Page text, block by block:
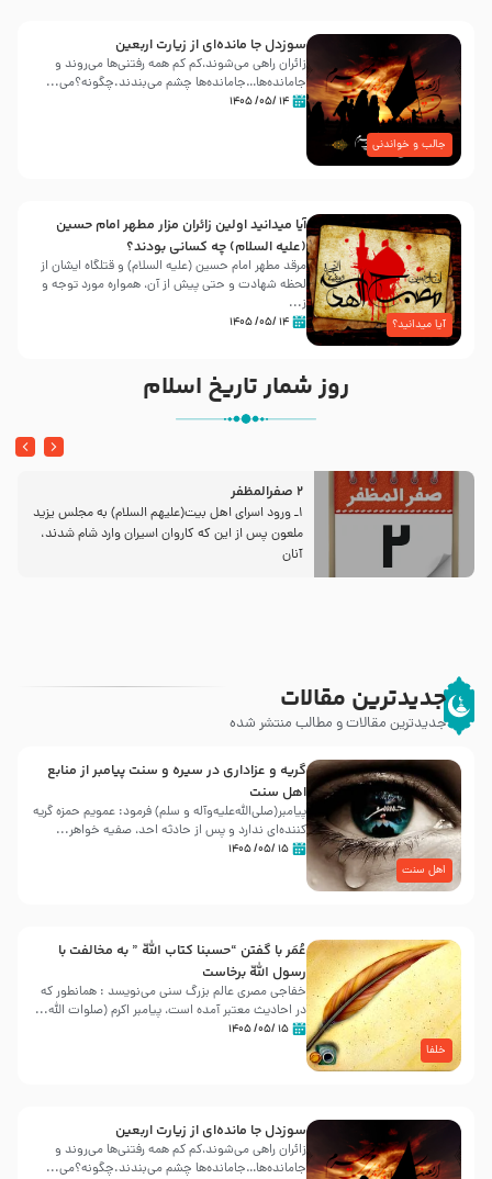
جالب و خواندنی
سوزدل جا مانده‌ای از زیارت اربعین
زائران راهی می‌شوند،کم‌ کم همه رفتنی‌ها می‌روند و
جامانده‌ها…جامانده‌ها چشم می‌بندند.چگونه؟می‌...
۱۴ /۰۵/ ۱۴۰۵
آیا میدانید؟
آیا میدانید اولین زائران مزار مطهر امام حسین
(علیه السلام) چه کسانی بودند؟
مرقد مطهر امام حسین (علیه السلام) و قتلگاه ایشان از
لحظه شهادت و حتی پیش از آن، همواره مورد توجه و
ز...
۱۴ /۰۵/ ۱۴۰۵
روز شمار تاریخ اسلام
2 صفرالمظفر
1ـ ورود اسراى اهل بیت‌(علیهم السلام) به مجلس یزید
ملعون پس از این كه كاروان اسیران وارد شام شدند،
آنان
جدیدترین مقالات
جدیدترین مقالات و مطالب منتشر شده
اهل سنت
گریه و عزاداری در سیره و سنت پیامبر از منابع
اهل سنت
پیامبر(صلی‌الله‌علیه‌وآله و سلم) فرمود: عمویم حمزه گریه
کننده‌ای ندارد و پس از حادثه احد، صفیه خواهر...
۱۵ /۰۵/ ۱۴۰۵
خلفا
عُمَر با گفتن “حسبنا كتاب اللّه ” به مخالفت با
رسول اللّه برخاست
خفاجی مصری عالم بزرگ سنی می‌نویسد : همانطور که
در احادیث معتبر آمده است، پیامبر اکرم (صلوات اللّه...
۱۵ /۰۵/ ۱۴۰۵
سوزدل جا مانده‌ای از زیارت اربعین
زائران راهی می‌شوند،کم‌ کم همه رفتنی‌ها می‌روند و
جامانده‌ها…جامانده‌ها چشم می‌بندند.چگونه؟می‌...